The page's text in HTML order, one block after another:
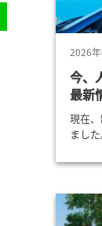
2026
今、
最新
現在
まし